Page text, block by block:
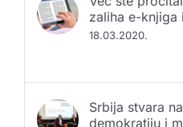
Već ste
zaliha e-knjiga
Srbija stvara